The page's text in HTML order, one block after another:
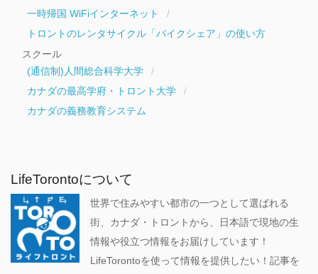
一時帰国 WiFiインターネット
トロントのレンタサイクル「バイクシェア」の使い方
スクール
(通信制)人間総合科学大学
カナダの最高学府・トロント大学
カナダの義務教育システム
LifeTorontoについて
世界で住みやすい都市の一つとして選ばれる
街、カナダ・トロントから、日本語で現地の生
情報や役立つ情報をお届けしています！
LifeTorontoを使って情報を提供したい！記事を